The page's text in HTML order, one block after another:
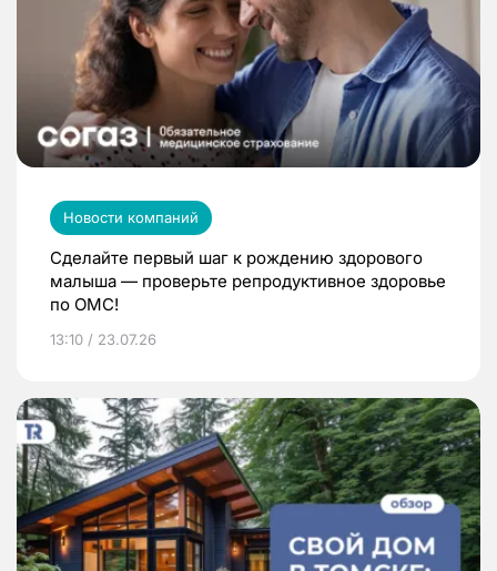
Новости компаний
Сделайте первый шаг к рождению здорового
малыша — проверьте репродуктивное здоровье
по ОМС!
13:10 / 23.07.26